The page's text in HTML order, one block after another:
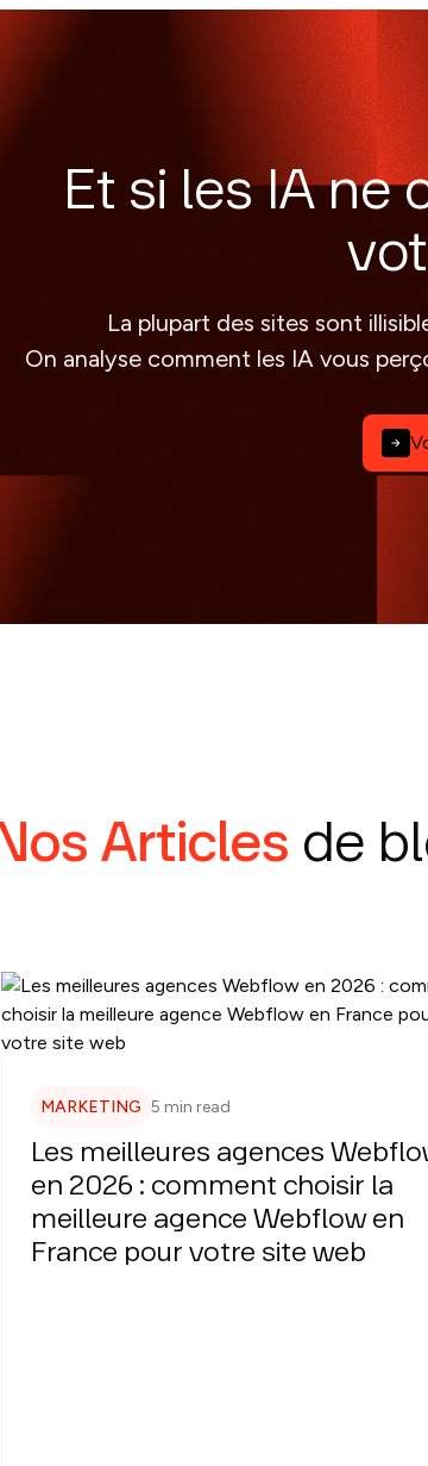
Et si les IA ne
La plupart des sites sont
On analyse comment les IA vous
Nos Articles de
MARKETING 5 min read
Les meilleures agences
en 2026 : comment choisir la
meilleure agence Webflow en
France pour votre site web